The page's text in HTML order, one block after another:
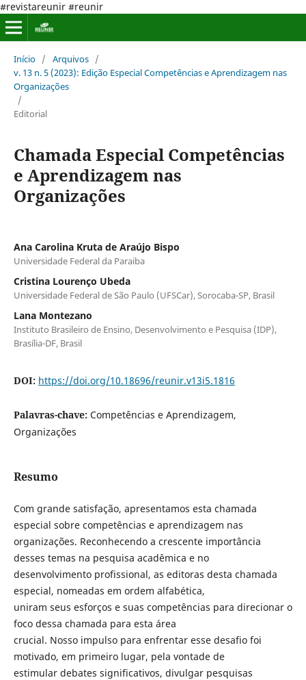
#revistareunir #reunir
Início / Arquivos /
v. 13 n. 5 (2023): Edição Especial Competências e Aprendizagem nas
Organizações
/
Editorial
Chamada Especial Competências
e Aprendizagem nas
Organizações
Ana Carolina Kruta de Araújo Bispo
Universidade Federal da Paraiba
Cristina Lourenço Ubeda
Universidade Federal de São Paulo (UFSCar), Sorocaba-SP, Brasil
Lana Montezano
Instituto Brasileiro de Ensino, Desenvolvimento e Pesquisa (IDP),
Brasília-DF, Brasil
DOI: https://doi.org/10.18696/reunir.v13i5.1816
Palavras-chave: Competências e Aprendizagem,
Organizações
Resumo
Com grande satisfação, apresentamos esta chamada
especial sobre competências e aprendizagem nas
organizações. Reconhecendo a crescente importância
desses temas na pesquisa acadêmica e no
desenvolvimento profissional, as editoras desta chamada
especial, nomeadas em ordem alfabética,
uniram seus esforços e suas competências para direcionar o
foco dessa chamada para esta área
crucial. Nosso impulso para enfrentar esse desafio foi
motivado, em primeiro lugar, pela vontade de
estimular debates significativos, divulgar pesquisas